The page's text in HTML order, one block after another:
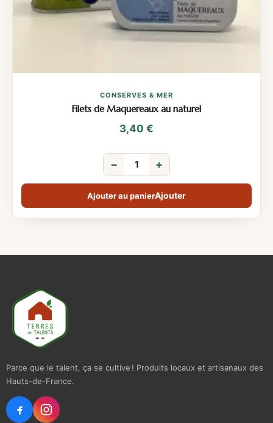
CONSERVES & MER
Filets de Maquereaux au naturel
3,40 €
− +
Ajouter au panier
Parce que le talent, ça se cultive ! Produits locaux et artisanaux des
Hauts-de-France.